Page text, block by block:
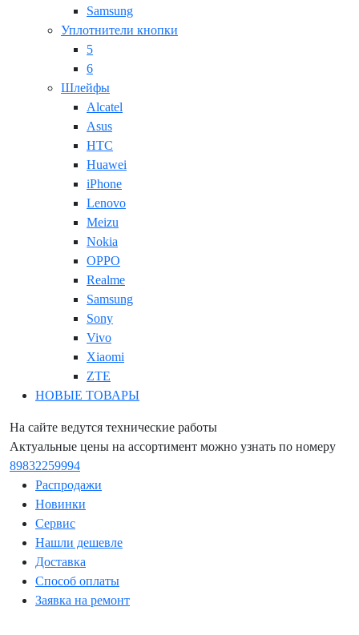
Samsung
Уплотнители кнопки
5
6
Шлейфы
Alcatel
Asus
HTC
Huawei
iPhone
Lenovo
Meizu
Nokia
OPPO
Realme
Samsung
Sony
Vivo
Xiaomi
ZTE
НОВЫЕ ТОВАРЫ
На сайте ведутся технические работы
Актуальные цены на ассортимент можно узнать по номеру
89832259994
Распродажи
Новинки
Сервис
Нашли дешевле
Доставка
Способ оплаты
Заявка на ремонт